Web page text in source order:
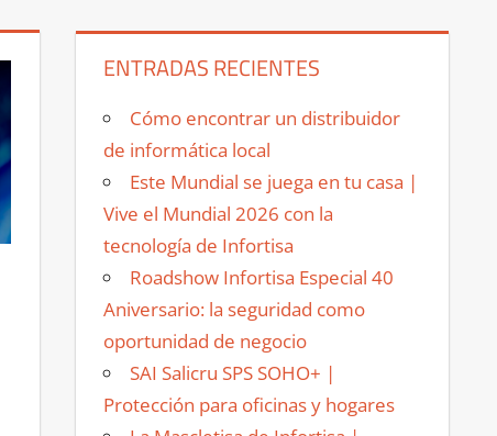
ENTRADAS RECIENTES
Cómo encontrar un distribuidor
de informática local
Este Mundial se juega en tu casa |
Vive el Mundial 2026 con la
tecnología de Infortisa
Roadshow Infortisa Especial 40
Aniversario: la seguridad como
oportunidad de negocio
SAI Salicru SPS SOHO+ |
Protección para oficinas y hogares